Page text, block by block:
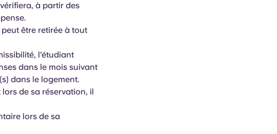
à partir des
être retirée à tout
l'étudiant
dans le mois suivant
dans le logement.
de sa réservation, il
lors de sa